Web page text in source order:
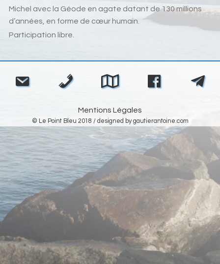
Contact
Michel avec la Géode en agate datant de 130 millions
d’années, en forme de cœur humain.
Participation libre.
Navigation
de
l’article
Mentions Légales
© Le Point Bleu 2018 / designed bygautierantoine.com